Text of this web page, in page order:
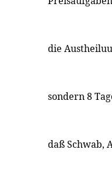
die
sondern 8
daß Schwab,